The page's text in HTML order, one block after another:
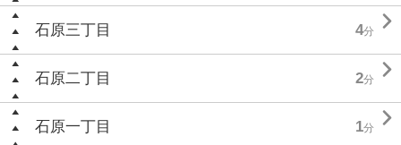
石原三丁目 4分 
石原二丁目 2分 
石原一丁目 1分 